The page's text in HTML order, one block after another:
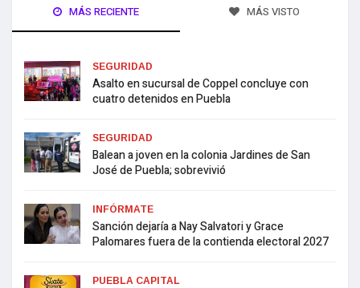
MÁS RECIENTE MÁS VISTO
SEGURIDAD
Asalto en sucursal de Coppel concluye con
cuatro detenidos en Puebla
SEGURIDAD
Balean a joven en la colonia Jardines de San
José de Puebla; sobrevivió
INFÓRMATE
Sanción dejaría a Nay Salvatori y Grace
Palomares fuera de la contienda electoral 2027
PUEBLA CAPITAL